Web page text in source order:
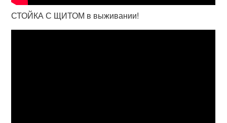
СТОЙКА С ЩИТОМ в выживании!